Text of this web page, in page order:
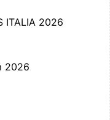
ITALIA 2026
2026